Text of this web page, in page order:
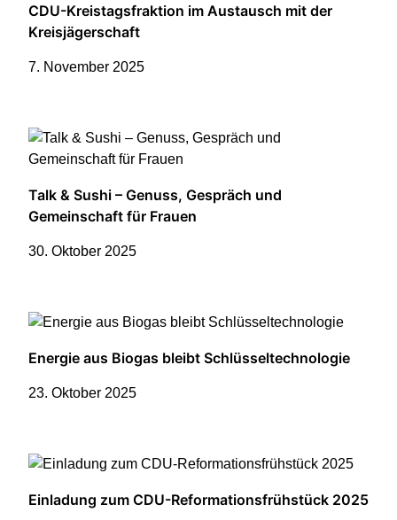
CDU-Kreistagsfraktion im Austausch mit der
Kreisjägerschaft
7. November 2025
Talk & Sushi – Genuss, Gespräch und
Gemeinschaft für Frauen
30. Oktober 2025
Energie aus Biogas bleibt Schlüsseltechnologie
23. Oktober 2025
Einladung zum CDU-Reformationsfrühstück 2025